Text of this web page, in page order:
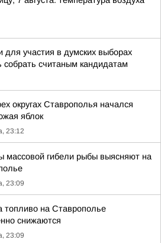
для участия в думских выборах
собрать считаным кандидатам
округах Ставрополья начался
яблок
23:12
массовой гибели рыбы выясняют на
23:09
топливо на Ставрополье
снижаются
23:09